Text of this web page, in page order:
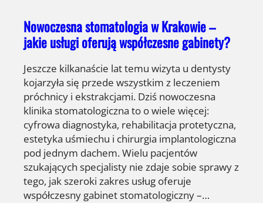
Nowoczesna stomatologia w Krakowie –
jakie usługi oferują współczesne gabinety?
Jeszcze kilkanaście lat temu wizyta u dentysty
kojarzyła się przede wszystkim z leczeniem
próchnicy i ekstrakcjami. Dziś nowoczesna
klinika stomatologiczna to o wiele więcej:
cyfrowa diagnostyka, rehabilitacja protetyczna,
estetyka uśmiechu i chirurgia implantologiczna
pod jednym dachem. Wielu pacjentów
szukających specjalisty nie zdaje sobie sprawy z
tego, jak szeroki zakres usług oferuje
współczesny gabinet stomatologiczny –…